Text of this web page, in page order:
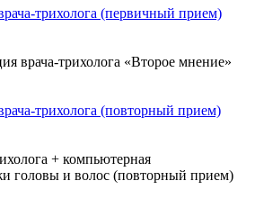
трихолога (первичный прием)
врача-трихолога «Второе мнение»
трихолога (повторный прием)
+ компьютерная
головы и волос (повторный прием)